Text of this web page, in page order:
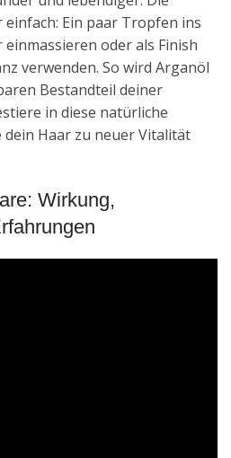
Ein paar Tropfen ins
oder als Finish
verwenden. So wird Arganöl
Bestandteil deiner
in diese natürliche
Haar zu neuer Vitalität
Wirkung,